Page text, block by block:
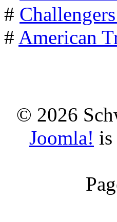
#
# American
© 2026
Joomla! is